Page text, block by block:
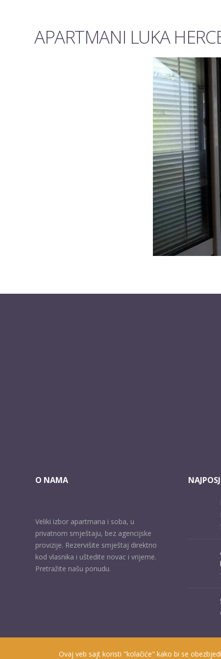
APARTMANI LUKA
O NAMA
Veliki izbor apartmana i soba, u
privatnom smještaju, bez agencijske
provizije. Rezervišite smještaj direktno
kod vlasnika i uštedite novac i vrijeme.
Pretražite našu ponudu.
Ovaj veb sajt koristi "kolačiće" kako bi se